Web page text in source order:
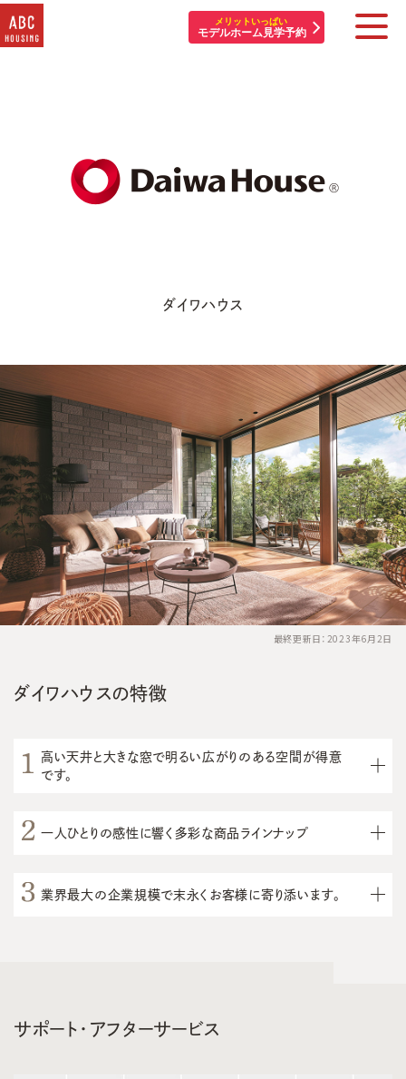
メリットいっぱい
モデルホーム見学予約
モデルハウスを探す
ダイワハウス
最終更新日：2023年6月2日
ダイワハウスの特徴
高い天井と大きな窓で明るい広がりのある空間が得意
です。
一人ひとりの感性に響く多彩な商品ラインナップ
業界最大の企業規模で末永くお客様に寄り添います。
サポート・アフターサービス